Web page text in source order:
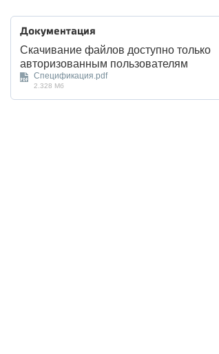
Документация
Скачивание файлов доступно только
авторизованным пользователям
Спецификация.pdf
2.328 Мб